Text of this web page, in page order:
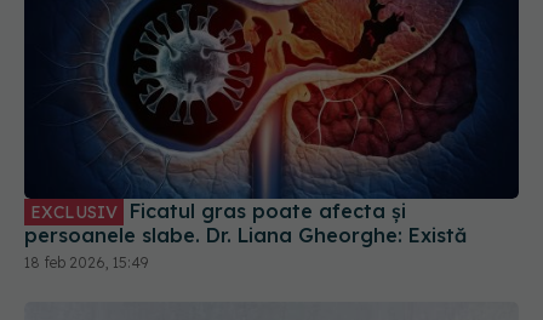
EXCLUSIV
persoanele slabe. Dr. Liana Gheorghe: Există
18 feb 2026, 15:49